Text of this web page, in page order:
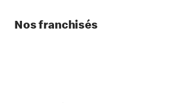
Nos franchisés